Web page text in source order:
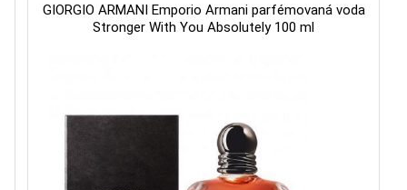
GIORGIO ARMANI Emporio Armani parfémovaná voda
Stronger With You Absolutely 100 ml